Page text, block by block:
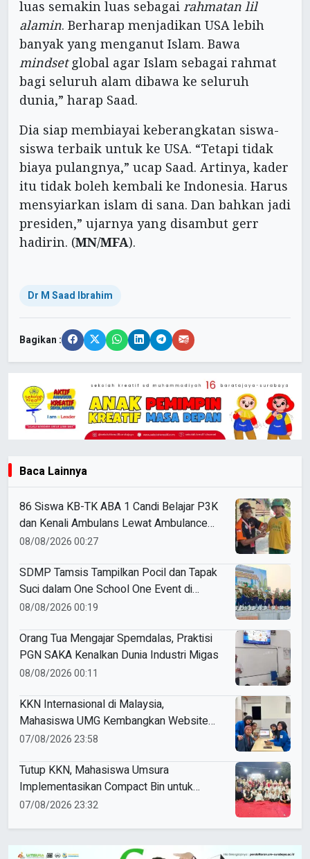
luas semakin luas sebagai rahmatan lil
alamin. Berharap menjadikan USA lebih
banyak yang menganut Islam. Bawa
mindsetglobal agar Islam sebagai rahmat
bagi seluruh alam dibawa ke seluruh
dunia,” harap Saad.
Dia siap membiayai keberangkatan siswa-
siswa terbaik untuk ke USA. “Tetapi tidak
biaya pulangnya,” ucap Saad. Artinya, kader
itu tidak boleh kembali ke Indonesia. Harus
mensyiarkan islam di sana. Dan bahkan jadi
presiden,” ujarnya yang disambut gerr
hadirin. (MN/MFA).
Dr M Saad Ibrahim
Bagikan :
Baca Lainnya
86 Siswa KB-TK ABA 1 Candi Belajar P3K
dan Kenali Ambulans Lewat Ambulance
Goes to Schools
08/08/2026 00:27
SDMP Tamsis Tampilkan Pocil dan Tapak
Suci dalam One School One Event di
Mojokerto
08/08/2026 00:19
Orang Tua Mengajar Spemdalas, Praktisi
PGN SAKA Kenalkan Dunia Industri Migas
08/08/2026 00:11
KKN Internasional di Malaysia,
Mahasiswa UMG Kembangkan Website
Pengenalan Budaya Indonesia
07/08/2026 23:58
Tutup KKN, Mahasiswa Umsura
Implementasikan Compact Bin untuk
Sampah Anorganik di Ketabang
07/08/2026 23:32